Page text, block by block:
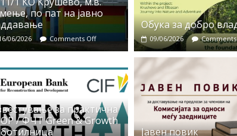
по пат на јавно
06/2026 Comments Off
Обука за добро
09/06/2026
за практична
/ ФЧТ Green & Growth
Јавен повик